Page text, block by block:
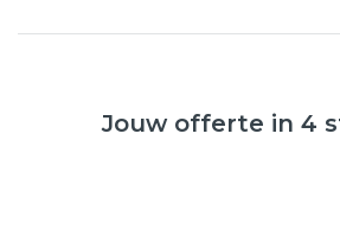
Jouw offerte in 4